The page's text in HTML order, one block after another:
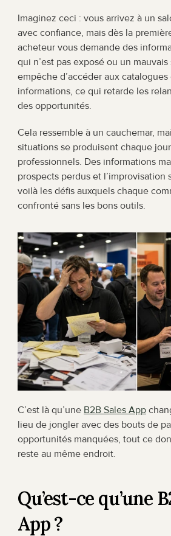
Imaginez ceci : vous arrivez à un
avec confiance, mais dès la
acheteur vous demande des
qui n’est pas exposé ou un
empêche d’accéder aux catalogues
informations, ce qui retarde les
des opportunités.
Cela ressemble à un cauchemar,
situations se produisent chaque
professionnels. Des informations
prospects perdus et l’improvisation
voilà les défis auxquels chaque
confronté sans les bons outils.
C’est là qu’une B2B Sales App
lieu de jongler avec des bouts de
opportunités manquées, tout ce
reste au même endroit.
Qu’est-ce qu’une
App ?